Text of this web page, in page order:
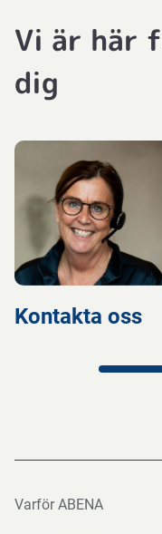
Vi är här
dig
Kontakta oss
Varför ABENA